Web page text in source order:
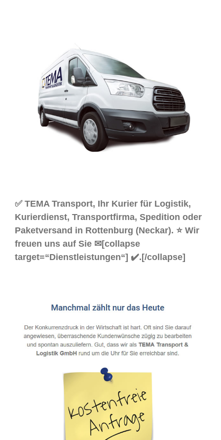
✅ TEMA Transport, Ihr Kurier für Logistik,
Kurierdienst, Transportfirma, Spedition oder
Paketversand in Rottenburg (Neckar). ⭐ Wir
freuen uns auf Sie ✉[collapse
target=“Dienstleistungen“] ✔️.[/collapse]